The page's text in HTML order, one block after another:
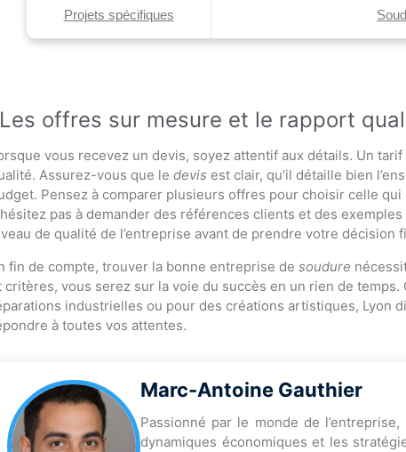
Projets spécifiques
Les offres sur mesure et le rapport
vous recevez un devis, soyez attentif aux détails. Un
Assurez-vous que le devis est clair, qu’il détaille bien
Pensez à comparer plusieurs offres pour choisir celle
pas à demander des références clients et des
de qualité de l’entreprise avant de prendre votre décision
fin de compte, trouver la bonne entreprise de soudure
critères, vous serez sur la voie du succès en un rien de
industrielles ou pour des créations artistiques, Lyon
à toutes vos attentes.
Marc-Antoine Gauthier
Passionné par le monde de
dynamiques économiques et les